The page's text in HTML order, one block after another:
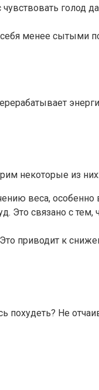
голод
менее сытыми
некоторые из них:
веса, особенно
Это связано с
приводит к
похудеть? Не